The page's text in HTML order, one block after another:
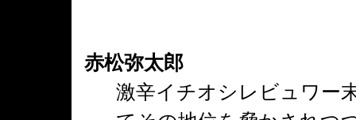
赤松弥太郎
激辛イチオシレビュワー